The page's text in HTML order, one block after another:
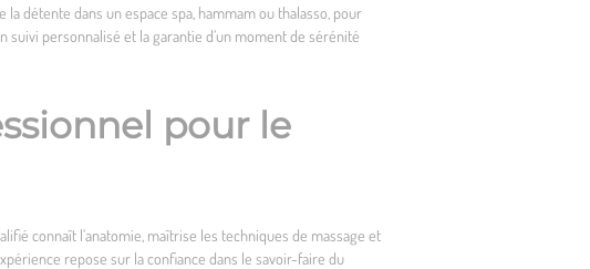
détente dans un espace spa, hammam ou thalasso, pour
personnalisé et la garantie d’un moment de sérénité
pour le
connaît l’anatomie, maîtrise les techniques de massage et
repose sur la confiance dans le savoir-faire du